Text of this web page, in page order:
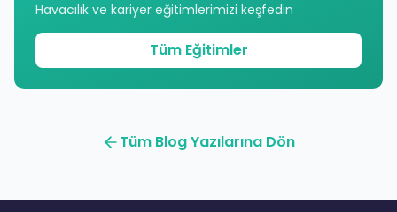
Havacılık ve kariyer eğitimlerimizi keşfedin
Tüm Eğitimler
Tüm Blog Yazılarına Dön